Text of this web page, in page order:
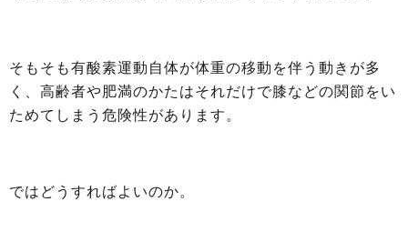
そもそも有酸素運動自体が体重の移動を伴う動きが多
く、高齢者や肥満のかたはそれだけで膝などの関節をい
ためてしまう危険性があります。
ではどうすればよいのか。